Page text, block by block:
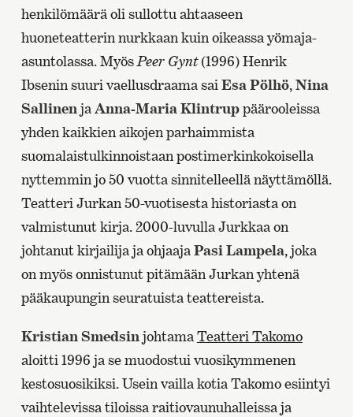
henkilömäärä oli sullottu ahtaaseen
huoneteatterin nurkkaan kuin oikeassa yömaja-
asuntolassa. MyösPeer Gynt(1996) Henrik
Ibsenin suuri vaellusdraama saiEsa Pölhö,Nina
SallinenjaAnna-Maria Klintruppäärooleissa
yhden kaikkien aikojen parhaimmista
suomalaistulkinnoistaan postimerkinkokoisella
nyttemmin jo 50 vuotta sinnitelleellä näyttämöllä.
Teatteri Jurkan 50-vuotisesta historiasta on
valmistunut kirja. 2000-luvulla Jurkkaa on
johtanut kirjailija ja ohjaajaPasi Lampela, joka
on myös onnistunut pitämään Jurkan yhtenä
pääkaupungin seuratuista teattereista.
Kristian SmedsinjohtamaTeatteri Takomo
aloitti 1996 ja se muodostui vuosikymmenen
kestosuosikiksi. Usein vailla kotia Takomo esiintyi
vaihtelevissa tiloissa raitiovaunuhalleissa ja